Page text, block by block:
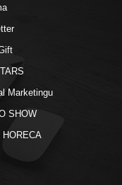
Marketingu
SHOW